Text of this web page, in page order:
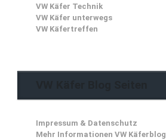
VW Käfer Technik
VW Käfer unterwegs
VW Käfertreffen
Impressum & Datenschutz
Mehr Informationen VW Käferblog